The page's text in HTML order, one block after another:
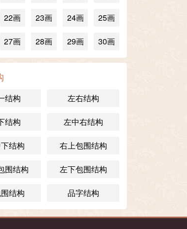
22画 23画 24画 25画
27画 28画 29画 30画
结构 左右结构
结构 左中右结构
结构 右上包围结构
围结构 左下包围结构
结构 品字结构